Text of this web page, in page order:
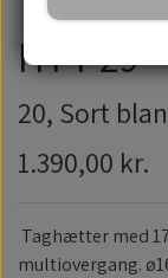
HT P29
20, Sort
1.390,00 kr.
Taghætter med
multiovergang.